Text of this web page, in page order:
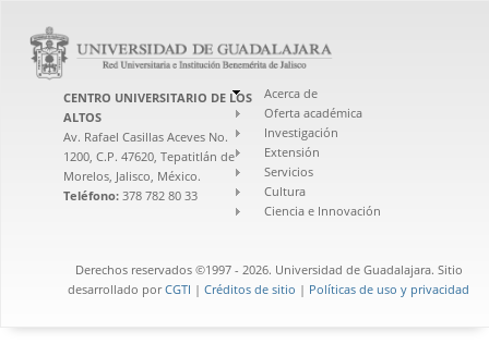
CENTRO UNIVERSITARIO DE LOS
ALTOS
Av. Rafael Casillas Aceves No.
1200, C.P. 47620, Tepatitlán de
Morelos, Jalisco, México.
Teléfono: 378 782 80 33
Acerca de
Oferta académica
Investigación
Extensión
Servicios
Cultura
Ciencia e Innovación
Derechos reservados ©1997 - 2026. Universidad de Guadalajara. Sitio
desarrollado porCGTI | Créditos de sitio | Políticas de uso y privacidad